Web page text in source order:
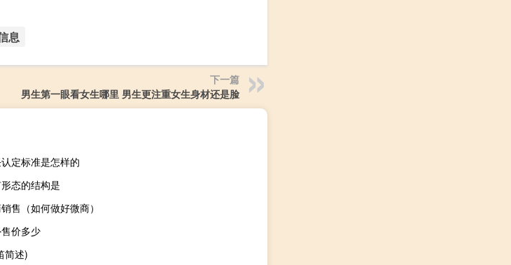
息
下一篇
男生第一眼看女生哪里 男生更注重女生身材还是脸
定标准是怎样的
态的结构是
售（如何做好微商）
价多少
简述)